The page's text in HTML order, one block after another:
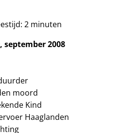
2 minuten
september 2008
moord
Kind
Haaglanden